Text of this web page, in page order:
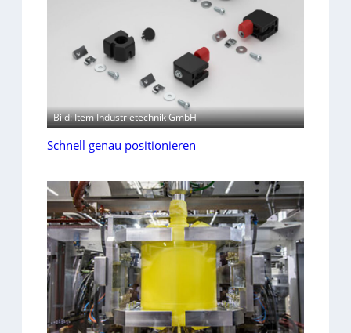
Bild: Item Industrietechnik GmbH
Schnell genau positionieren